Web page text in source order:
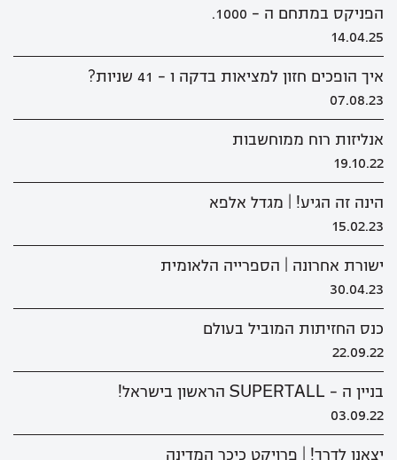
הפניקס במתחם ה - 1000.
14.04.25
איך הופכים חזון למציאות בדקה ו - 41 שניות?
07.08.23
אנליזות רוח ממוחשבות
19.10.22
הינה זה הגיע! | מגדל אלפא
15.02.23
ישורת אחרונה | הספרייה הלאומית
30.04.23
כנס החזיתות המוביל בעולם
22.09.22
בניין ה - SUPERTALL הראשון בישראל!
03.09.22
יצאנו לדרך! | פרויקט כיכר המדינה